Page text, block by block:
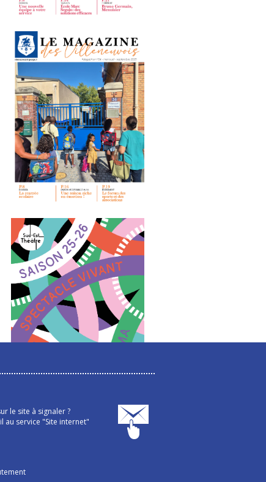
le site à signaler ?
au service "Site internet"